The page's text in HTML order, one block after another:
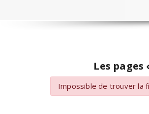
Les
Impossible de trouver la